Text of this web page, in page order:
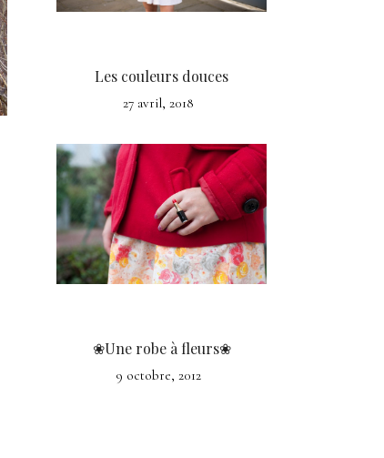
Les couleurs douces
27 avril, 2018
❀Une robe à fleurs❀
9 octobre, 2012